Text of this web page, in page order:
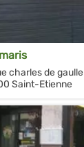
charles de gaulle
Saint-Etienne